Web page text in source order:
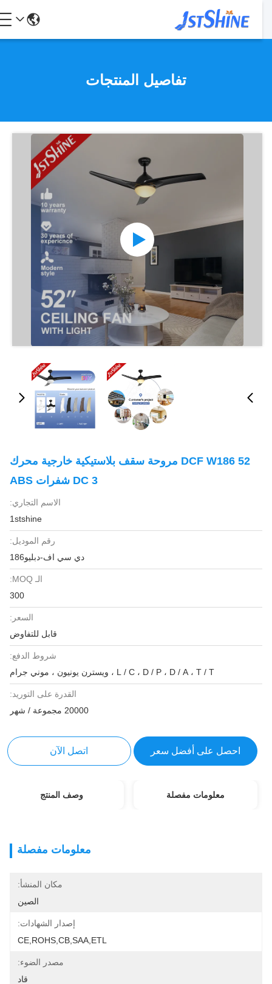
تفاصيل المنتجات
DCF W186 52 مروحة سقف بلاستيكية خارجية محرك
DC 3 شفرات ABS
الاسم التجاري:
1stshine
رقم الموديل:
دي سي اف-دبليو186
الـ MOQ:
300
السعر:
قابل للتفاوض
شروط الدفع:
L / C ، D / P ، D / A ، T / T ، ويسترن يونيون ، موني جرام
القدرة على التوريد:
20000 مجموعة / شهر
احصل على أفضل سعر اتصل الآن
معلومات مفصلة وصف المنتج
معلومات مفصلة
مكان المنشأ:
الصين
إصدار الشهادات:
CE,ROHS,CB,SAA,ETL
مصدر الضوء:
قاد